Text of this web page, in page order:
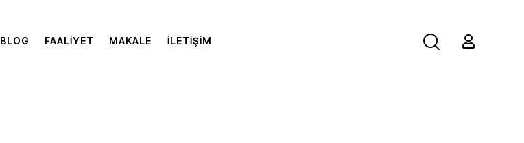
BLOG FAALIYET MAKALE İLETIŞIM